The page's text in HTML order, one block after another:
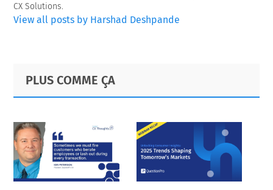
CX Solutions.
View all posts by Harshad Deshpande
Primary
Sidebar
Footer
PLUS COMME ÇA